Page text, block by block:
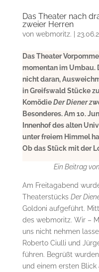
Das Theater nach
zweier Herren
von webmoritz.
Das Theater
momentan im Umbau.
nicht daran,
in Greifswald Stücke
KomödieDer Diener
Besonderes. Am 10.
Innenhof des alten
unter freiem Himmel
Ob das Stück mit der
Ein Beitrag
Am Freitagabend
Theaterstücks Der
Goldoni aufgeführt.
des webmoritz. Wir –
uns nicht nehmen
Roberto Ciulli und
führen. Begrüßt
und einem ersten